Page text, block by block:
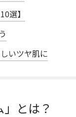
選】
いツヤ肌に
とは？